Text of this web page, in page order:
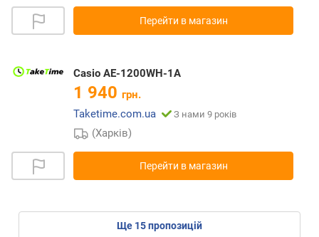
Перейти в магазин
Casio AE-1200WH-1A
1 940 грн.
Taketime.com.ua
З нами 9 років
(Харків)
Перейти в магазин
ще 15пропозицій